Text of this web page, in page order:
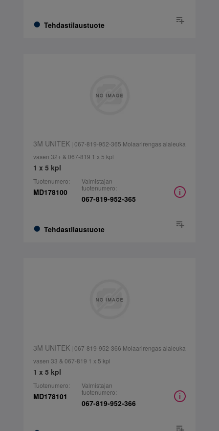
Tehdastilaustuote
3M UNITEK| 067-819-952-365 Molaarirengas alaleuka
vasen 32+ & 067-819 1 x 5 kpl
1 x 5 kpl
Tuotenumero:
MD178100
Tehdastilaustuote
Valmistajan
tuotenumero:
067-819-952-365
3M UNITEK| 067-819-952-366 Molaarirengas alaleuka
vasen 33 & 067-819 1 x 5 kpl
1 x 5 kpl
Tuotenumero:
MD178101
Valmistajan
tuotenumero:
067-819-952-366